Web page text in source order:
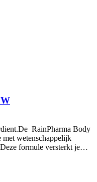
RainPharma Body
wetenschappelijk
formule versterkt je…